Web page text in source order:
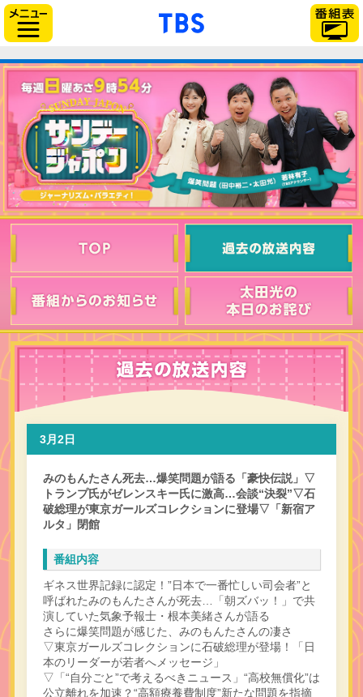
「TBSテレビ」トップ
3月2日
みのもんたさん死去…爆笑問題が語る「豪快伝説」▽
トランプ氏がゼレンスキー氏に激高…会談“決裂”▽石
破総理が東京ガールズコレクションに登場▽「新宿ア
ルタ」閉館
番組内容
ギネス世界記録に認定！”日本で一番忙しい司会者”と
呼ばれたみのもんたさんが死去…「朝ズバッ！」で共
演していた気象予報士・根本美緒さんが語る
さらに爆笑問題が感じた、みのもんたさんの凄さ
▽東京ガールズコレクションに石破総理が登場！「日
本のリーダーが若者へメッセージ」
▽「“自分ごと”で考えるべきニュース」“高校無償化”は
公立離れを加速？“高額療養費制度”新たな問題を指摘